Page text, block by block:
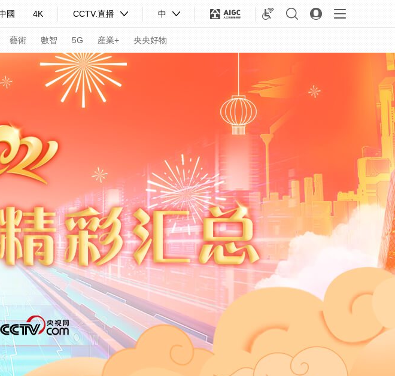
國 4K CCTV.直播 中
藝術 數智 5G 産業+ 央央好物
圖片
光華銳評
國足 國際足球 網球 綜合體育 亞冬會
足球道路
健康 樂齡 閱讀 藝術 數智 5G 産業+
民健康 顏選攻略 海洋 時尚 天氣 才藝 網展